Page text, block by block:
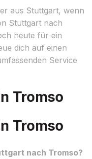
aus Stuttgart, wenn
Stuttgart nach
heute für ein
dich auf einen
Service
Tromso
Tromso
nach Tromso?